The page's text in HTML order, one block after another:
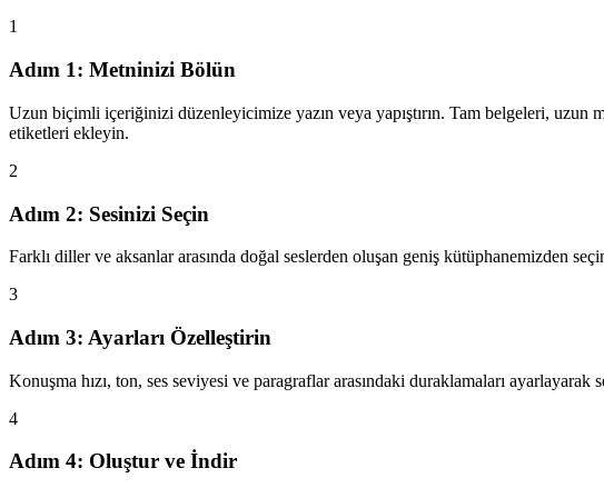
1
Adım 1: Metninizi Bölün
Uzun biçimli içeriğinizi düzenleyicimize yazın veya yapıştırın. Tam belgeleri,
etiketleri ekleyin.
2
Adım 2: Sesinizi Seçin
Farklı diller ve aksanlar arasında doğal seslerden oluşan geniş kütüphanemizden
3
Adım 3: Ayarları Özelleştirin
Konuşma hızı, ton, ses seviyesi ve paragraflar arasındaki duraklamaları
4
Adım 4: Oluştur ve İndir